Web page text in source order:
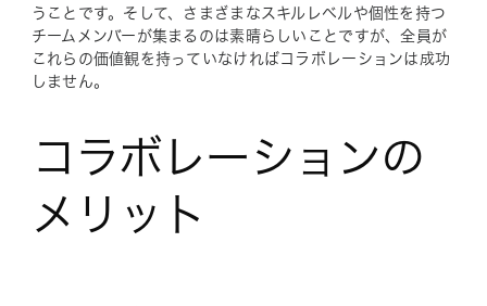
うことです。そして、さまざまなスキルレベルや個性を持つ
チームメンバーが集まるのは素晴らしいことですが、全員が
これらの価値観を持っていなければコラボレーションは成功
しません。
コラボレーションの
メリット